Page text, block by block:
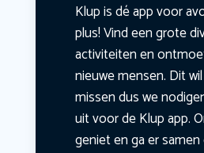
Klup is dé app voor
plus! Vind een grote
activiteiten en
nieuwe mensen. Dit
missen dus we
uit voor de Klup app.
geniet en ga er